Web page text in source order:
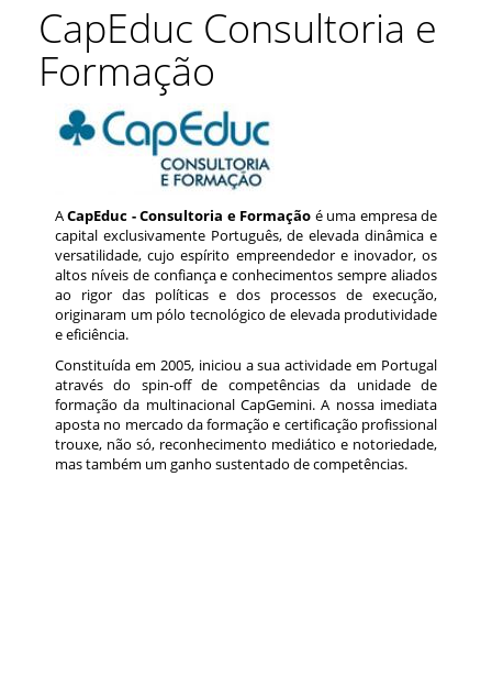
CapEduc Consultoria e
Formação
ACapEduc - Consultoria e Formação é uma empresa de
capital exclusivamente Português, de elevada dinâmica e
versatilidade, cujo espírito empreendedor e inovador, os
altos níveis de confiança e conhecimentos sempre aliados
ao rigor das políticas e dos processos de execução,
originaram um pólo tecnológico de elevada produtividade
e eficiência.
Constituída em 2005, iniciou a sua actividade em Portugal
através do spin-off de competências da unidade de
formação da multinacional CapGemini. A nossa imediata
aposta no mercado da formação e certificação profissional
trouxe, não só, reconhecimento mediático e notoriedade,
mas também um ganho sustentado de competências.